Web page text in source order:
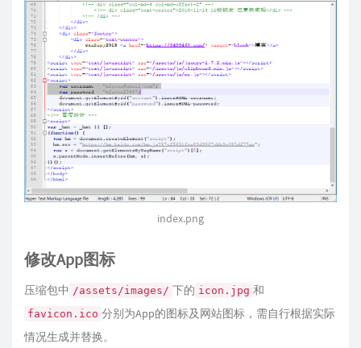
index.png
修改App图标
压缩包中 /assets/images/ 下的 icon.jpg 和
favicon.ico 分别为App的图标及网站图标，需自行根据实际
情况生成并替换。